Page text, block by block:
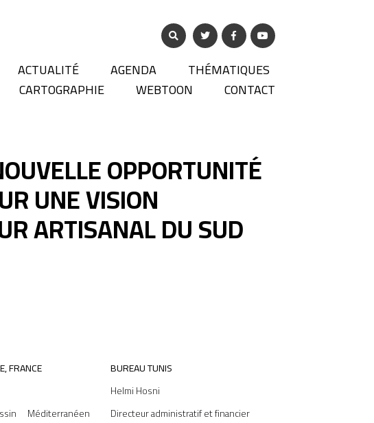
ACTUALITÉ AGENDA
THÉMATIQUES
CARTOGRAPHIE
WEBTOON CONTACT
OPPORTUNITÉ
UNE VISION
ARTISANAL DU SUD
FRANCE
Méditerranéen
BUREAU TUNIS
Helmi Hosni
Directeur administratif et financier